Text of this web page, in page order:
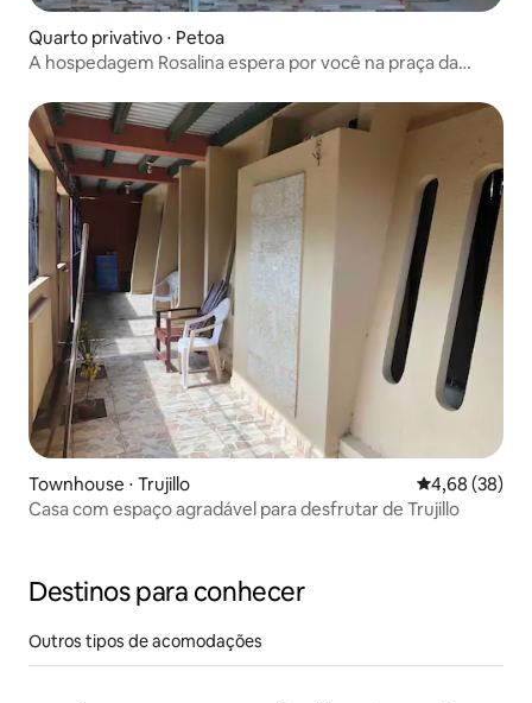
Quarto privativo ⋅ Petoa
A hospedagem Rosalina espera por você na praça da
Townhouse ⋅ Trujillo 4,68 de uma
4,68 (38)
Casa com espaço agradável para desfrutar de Trujillo
Destinos para conhecer
Outros tipos de acomodações